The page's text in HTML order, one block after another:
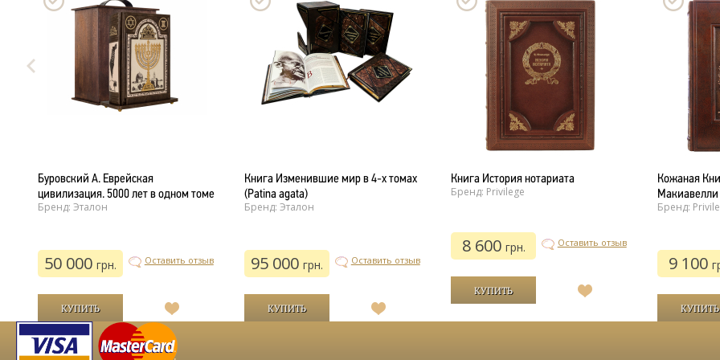
Буровский А. Еврейская
цивилизация. 5000 лет в одном томе
Бренд: Эталон
50 000грн. Оставить отзыв
В
список
желаний
Книга Изменившие мир в 4-х томах
(Patina agata)
Бренд: Эталон
95 000грн. Оставить отзыв
В
Книга История нотариата
Бренд: Privilege
8 600 грн. Оставить отзыв
желаний
Кожаная
Макиавелли
Бренд:
9 100